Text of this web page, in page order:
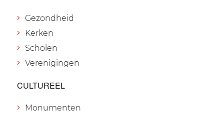
Gezondheid
Kerken
Scholen
Verenigingen
CULTUREEL
Monumenten